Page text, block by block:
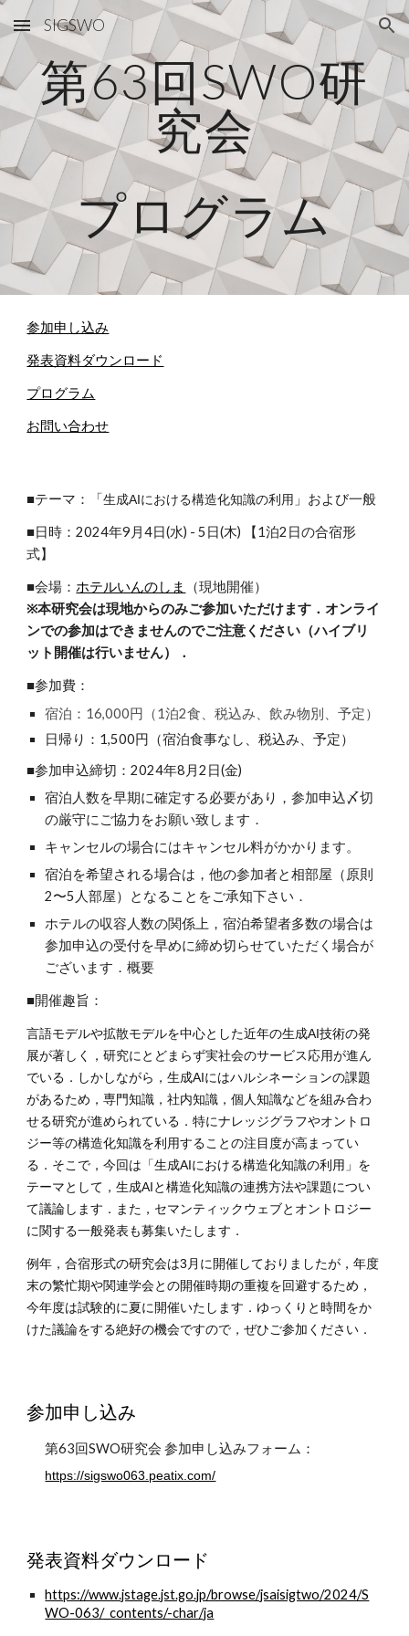
Skip to main content Skip to navigation
SIGSWO
第63回SWO研
究会
プログラム
参加申し込み
発表資料ダウンロード
プログラム
お問い合わせ
■テーマ：「生成AIにおける構造化知識の利用 」および一般
■日時：2024年9月4日(水) - 5日(木)
【1泊2日の合宿形
式】
■会場： ホテルいんのしま
（現地開催）
※本研究会は現地からのみご参加いただけます．オンライ
ンでの参加はできませんのでご注意ください（ハイブリ
ット開催は行いません）．
■参加費：
宿泊：16,000円（1泊2食、税込み、飲み物別、予定）
日帰り：1,500円（宿泊食事なし、税込み、予定）
■参加申込締切：2024年8 月2 日(金)
宿泊人数を早期に確定する必要があり，参加申込〆切
の厳守にご協力をお願い致します．
キャンセルの場合にはキャンセル料がかかります。
宿泊を希望される場合は，他の参加者と相部屋（原則
2〜5 人部屋）となることをご承知下さい．
ホテルの収容人数の関係上，宿泊希望者多数の場合は
参加申込の受付を早めに締め切らせていただく場合が
ございます．概要
■開催趣旨：
言語モデルや拡散モデルを中心とした近年の生成AI技術の発
展が著しく，研究にとどまらず実社会のサービス応用が進ん
でいる．しかしながら，生成AIにはハルシネーションの課題
があるため，専門知識，社内知識，個人知識などを組み合わ
せる研究が進められている．特にナレッジグラフやオントロ
ジー等の構造化知識を利用することの注目度が高まってい
る．そこで，今回は「生成AIにおける構造化知識の利用」を
テーマとして，生成AIと構造化知識の連携方法や課題につい
て議論します．また，セマンティックウェブとオントロジー
に関する一般発表も募集いたします．
例年，合宿形式の研究会は3月に開催しておりましたが，年度
末の繁忙期や関連学会との開催時期の重複を回避するため，
今年度は試験的に夏に開催いたします．ゆっくりと時間をか
けた議論をする絶好の機会ですので，ぜひご参加ください．
参加申し込み
第63回SWO研究会 参加申し込みフォーム：
https://sigswo063.peatix.com/
発表資料ダウンロード
https://www.jstage.jst.go.jp/browse/jsaisigtwo/2024/S
WO-063/_contents/-char/ja